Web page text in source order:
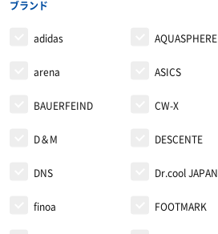
ブランド
adidas AQUASPHERE
arena ASICS
BAUERFEIND CW-X
D＆M DESCENTE
DNS Dr.cool JAPAN
finoa FOOTMARK